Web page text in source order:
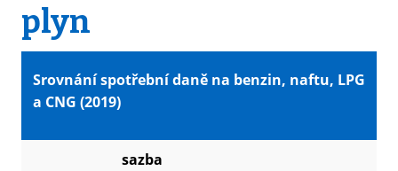
plyn
Srovnání spotřební daně na benzin, naftu, LPG
a CNG (2019)
sazba